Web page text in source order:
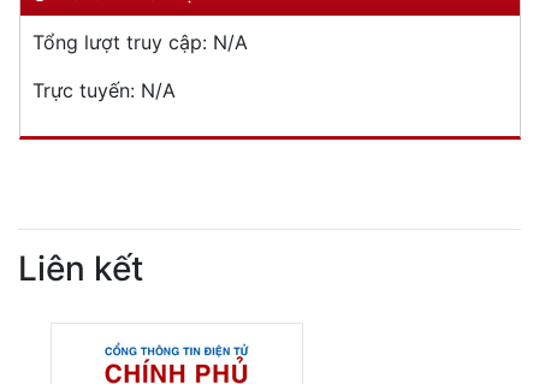
Tổng lượt truy cập: N/A
Trực tuyến: N/A
Liên kết